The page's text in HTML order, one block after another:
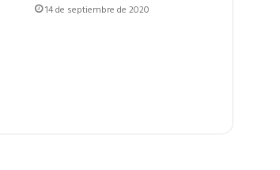
14 de septiembre de 2020